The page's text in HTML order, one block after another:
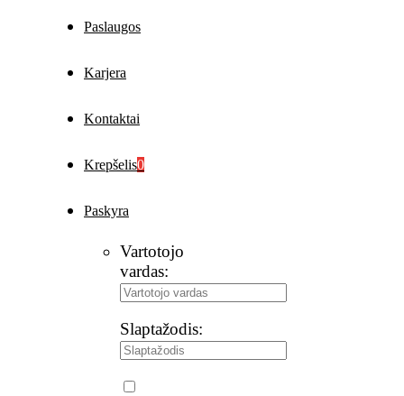
Paslaugos
Karjera
Kontaktai
Krepšelis0
Paskyra
Vartotojo
vardas:
Slaptažodis: